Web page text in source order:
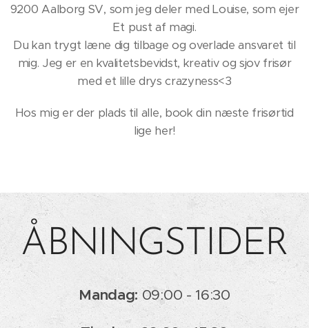
9200 Aalborg SV, som jeg deler med Louise, som ejer
Et pust af magi.
Du kan trygt læne dig tilbage og overlade ansvaret til
mig. Jeg er en kvalitetsbevidst, kreativ og sjov frisør
med et lille drys crazyness<3
Hos mig er der plads til alle, book din næste frisørtid
lige her!
ÅBNINGSTIDER
Mandag:09:00 - 16:30